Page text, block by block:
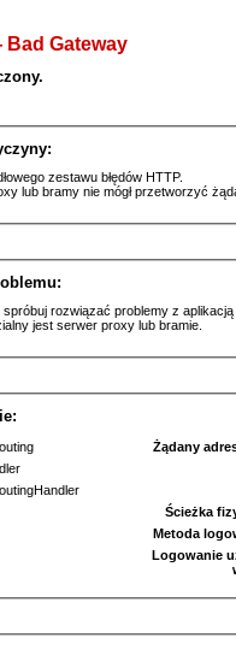
Bad Gateway
zestawu błędów HTTP.
lub bramy nie mógł przetworzyć
rozwiązać problemy z
jest serwer proxy lub bramie.
Żądany
Ścieżka
Metoda
Logowanie